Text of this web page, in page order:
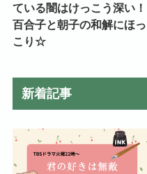
ている闇はけっこう深い！
百合子と朝子の和解にほっ
こり☆
新着記事